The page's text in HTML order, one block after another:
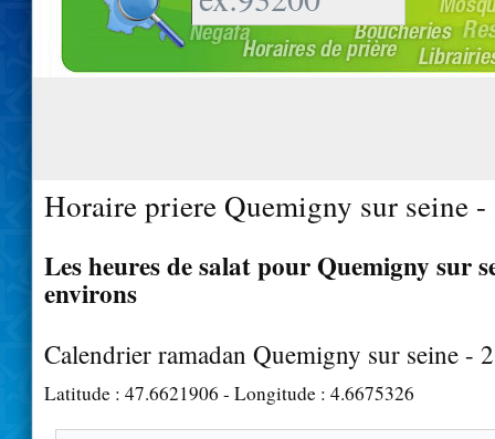
Horaire priere Quemigny sur seine
Les heures de salat pour Quemigny sur
environs
Calendrier ramadan Quemigny sur seine -
Latitude : 47.6621906 - Longitude : 4.6675326